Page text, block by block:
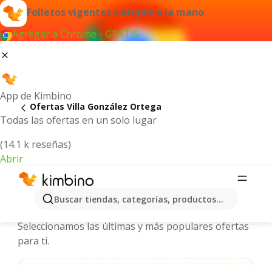
Folletos vigentes siempre a la mano
Agregar a Chrome - GRATIS
App de Kimbino
Todas las ofertas en un solo lugar
(14.1 k reseñas)
Abrir
Buscar tiendas, categorías, productos...
Ofertas Villa González Ortega
Villa González Ortega - Folletos y
Seleccionamos las últimas y más populares ofertas
para ti.